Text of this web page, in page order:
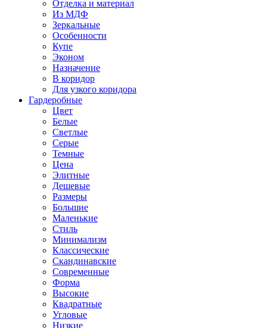
Отделка и материал
Из МДФ
Зеркальные
Особенности
Купе
Эконом
Назначение
В коридор
Для узкого коридора
Гардеробные
Цвет
Белые
Светлые
Серые
Темные
Цена
Элитные
Дешевые
Размеры
Большие
Маленькие
Стиль
Минимализм
Классические
Скандинавские
Современные
Форма
Высокие
Квадратные
Угловые
Низкие